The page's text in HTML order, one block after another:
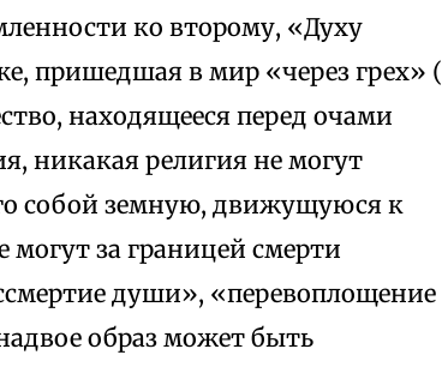
ко второму, «Духу
пришедшая в мир «через грех» (
находящееся перед очами
никакая религия не могут
собой земную, движущуюся к
могут за границей смерти
души», «перевоплощение
образ может быть